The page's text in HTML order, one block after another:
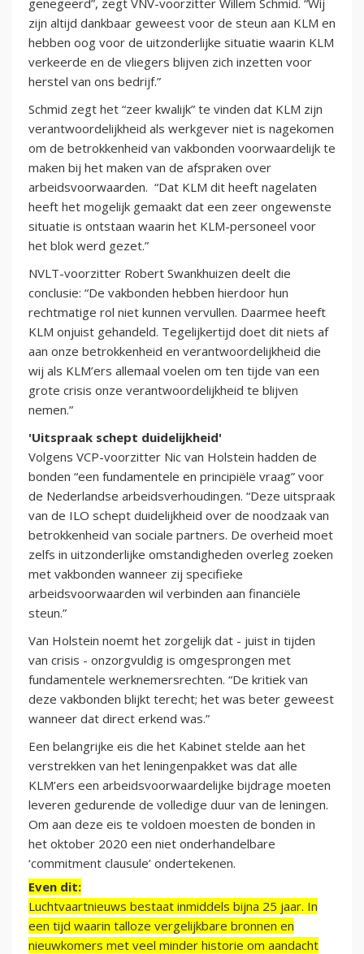
zijn altijd dankbaar geweest voor de steun aan KLM en
hebben oog voor de uitzonderlijke situatie waarin KLM
verkeerde en de vliegers blijven zich inzetten voor
herstel van ons bedrijf.”
Schmid zegt het “zeer kwalijk” te vinden dat KLM zijn
verantwoordelijkheid als werkgever niet is nagekomen
om de betrokkenheid van vakbonden voorwaardelijk te
maken bij het maken van de afspraken over
arbeidsvoorwaarden. “Dat KLM dit heeft nagelaten
heeft het mogelijk gemaakt dat een zeer ongewenste
situatie is ontstaan waarin het KLM-personeel voor
het blok werd gezet.”
NVLT-voorzitter Robert Swankhuizen deelt die
conclusie: “De vakbonden hebben hierdoor hun
rechtmatige rol niet kunnen vervullen. Daarmee heeft
KLM onjuist gehandeld. Tegelijkertijd doet dit niets af
aan onze betrokkenheid en verantwoordelijkheid die
wij als KLM’ers allemaal voelen om ten tijde van een
grote crisis onze verantwoordelijkheid te blijven
nemen.”
'Uitspraak schept duidelijkheid'
Volgens VCP-voorzitter Nic van Holstein hadden de
bonden “een fundamentele en principiële vraag” voor
de Nederlandse arbeidsverhoudingen. “Deze uitspraak
van de ILO schept duidelijkheid over de noodzaak van
betrokkenheid van sociale partners. De overheid moet
zelfs in uitzonderlijke omstandigheden overleg zoeken
met vakbonden wanneer zij specifieke
arbeidsvoorwaarden wil verbinden aan financiële
steun.”
Van Holstein noemt het zorgelijk dat - juist in tijden
van crisis - onzorgvuldig is omgesprongen met
fundamentele werknemersrechten. “De kritiek van
deze vakbonden blijkt terecht; het was beter geweest
wanneer dat direct erkend was.”
Een belangrijke eis die het Kabinet stelde aan het
verstrekken van het leningenpakket was dat alle
KLM’ers een arbeidsvoorwaardelijke bijdrage moeten
leveren gedurende de volledige duur van de leningen.
Om aan deze eis te voldoen moesten de bonden in
het oktober 2020 een niet onderhandelbare
‘commitment clausule’ ondertekenen.
Even dit:
Luchtvaartnieuws bestaat inmiddels bijna 25 jaar. In
een tijd waarin talloze vergelijkbare bronnen en
nieuwkomers met veel minder historie om aandacht